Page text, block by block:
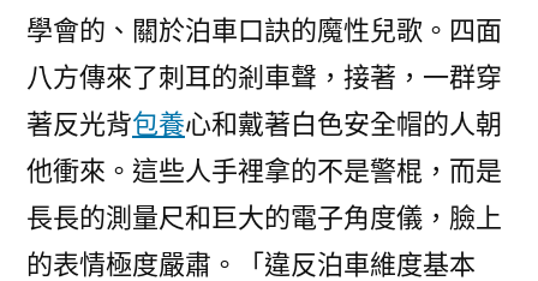
學會的、關於泊車口訣的魔性兒歌。四面
八方傳來了刺耳的剎車聲，接著，一群穿
著反光背包養心和戴著白色安全帽的人朝
他衝來。這些人手裡拿的不是警棍，而是
長長的測量尺和巨大的電子角度儀，臉上
的表情極度嚴肅。「違反泊車維度基本